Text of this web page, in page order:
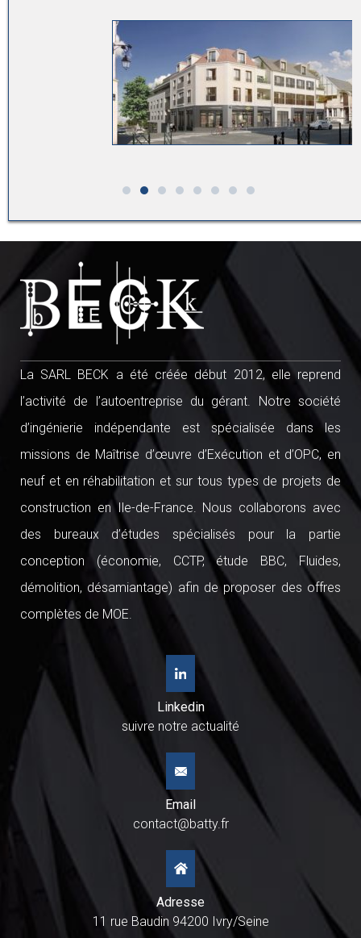
La SARL BECK a été créée début 2012, elle reprend
l’activité de l’autoentreprise du gérant. Notre société
d’ingénierie indépendante est spécialisée dans les
missions de Maîtrise d’œuvre d’Exécution et d’OPC, en
neuf et en réhabilitation et sur tous types de projets de
construction en Ile-de-France. Nous collaborons avec
des bureaux d’études spécialisés pour la partie
conception (économie, CCTP, étude BBC, Fluides,
démolition, désamiantage) afin de proposer des offres
complètes de MOE.
Linkedin
suivre notre actualité
Email
contact@batty.fr
Adresse
11 rue Baudin 94200 Ivry/Seine